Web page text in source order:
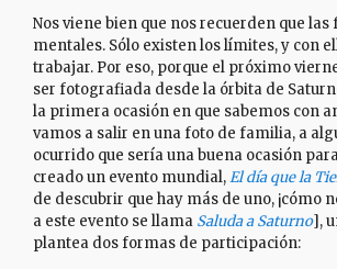
Nos viene bien que nos recuerden que
mentales. Sólo existen los límites, y con
trabajar. Por eso, porque el próximo
ser fotografiada desde la órbita de
la primera ocasión en que sabemos con
vamos a salir en una foto de familia, a
ocurrido que sería una buena ocasión
creado un evento mundial,El día que la
de descubrir que hay más de uno, ¡cómo
a este evento se llama Saluda a Saturno],
plantea dos formas de participación: